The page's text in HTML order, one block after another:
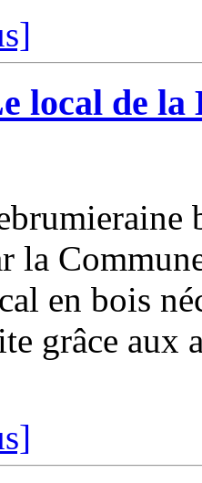
local de
la
en bois
grâce aux